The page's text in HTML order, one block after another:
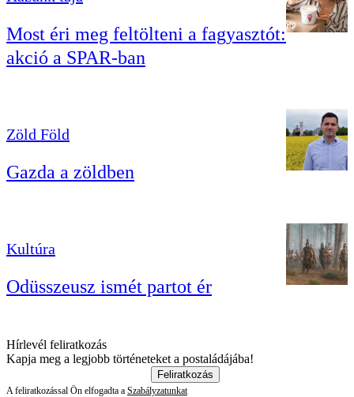
Most éri meg feltölteni a fagyasztót:
akció a SPAR-ban
Zöld Föld
Gazda a zöldben
Kultúra
Odüsszeusz ismét partot ér
Hírlevél feliratkozás
Kapja meg a legjobb történeteket a postaládájába!
Feliratkozás
A feliratkozással Ön elfogadta a Szabályzatunkat